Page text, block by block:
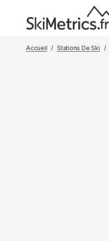
Accueil Stations De Ski